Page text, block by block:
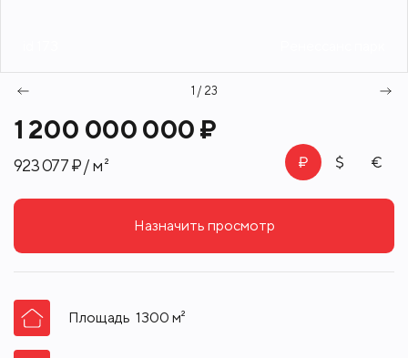
1 200 000 000 ₽
923 077 ₽ / м²
1 / 23
Назначить просмотр
Площадь 1300 м²